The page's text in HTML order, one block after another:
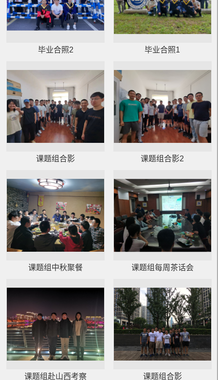
毕业合照2 毕业合照1
课题组合影 课题组合影2
课题组中秋聚餐 课题组每周茶话会
课题组赴山西考察 课题组合影